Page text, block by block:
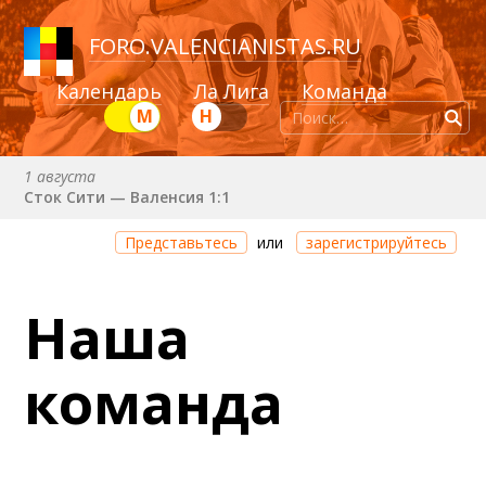
FORO.VALENCIANISTAS.RU
Календарь Ла Лига Команда
Н
М
1 августа
Сток Сити — Валенсия 1:1
Через 2 дня 3 часа 55 минут
Валенсия — Ньюкасл
Валенсия — Сельта
25 августа (вт) в 21:00 (исп)
30 августа (вс) в 19:30 (исп)
Представьтесь или зарегистрируйтесь
Наша
команда